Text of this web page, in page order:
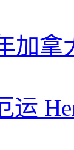
加
运